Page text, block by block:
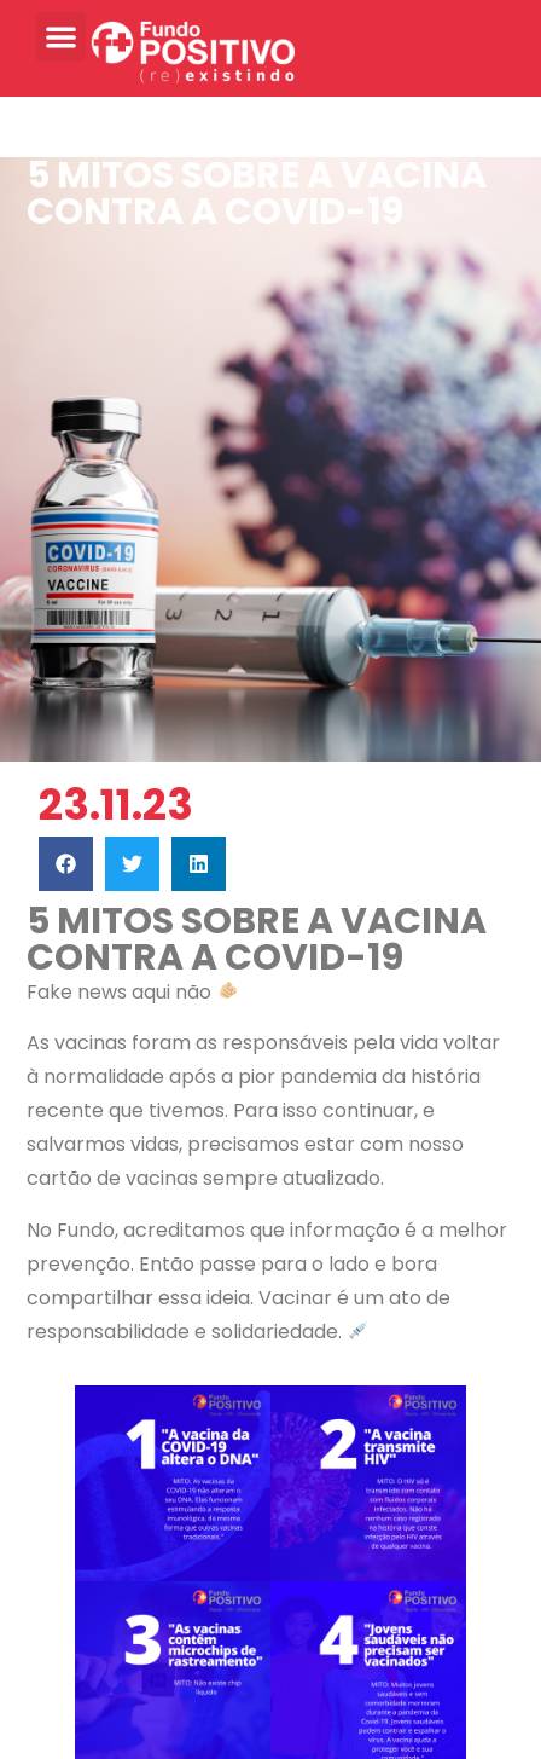
5 MITOS SOBRE A VACINA
CONTRA A COVID-19
23.11.23
5 MITOS SOBRE A VACINA
CONTRA A COVID-19
Fake news aqui não
As vacinas foram as responsáveis pela vida voltar
à normalidade após a pior pandemia da história
recente que tivemos. Para isso continuar, e
salvarmos vidas, precisamos estar com nosso
cartão de vacinas sempre atualizado.
No Fundo, acreditamos que informação é a melhor
prevenção. Então passe para o lado e bora
compartilhar essa ideia. Vacinar é um ato de
responsabilidade e solidariedade.